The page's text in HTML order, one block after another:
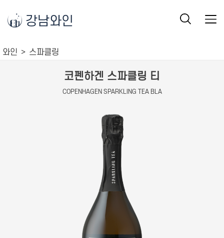
강남와인
와인 스파클링
코펜하겐 스파클링 티
COPENHAGEN SPARKLING TEA BLA